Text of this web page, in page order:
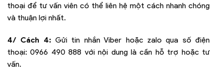
thoại để tư vấn viên có thể liên hệ một cách nhanh chóng
và thuận lợi nhất.
4/ Cách 4: Gửi tin nhắn Viber hoặc zalo qua số điện
thoại:0966 490 888 với nội dung là cần hỗ trợ hoặc tư
vấn.